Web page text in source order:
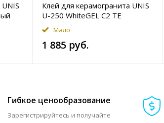
Клей для керамогранита UNIS
U-250 WhiteGEL C2 TE
высокопластичный 25кг белый
Мало
1 885 руб.
Гибкое ценообразование
Зарегистрируйтесь и получайте